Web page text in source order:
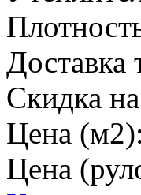
Доставка
Скидка
Цена (м2):
Цена